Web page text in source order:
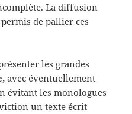
La diffusion
de pallier ces
les grandes
avec éventuellement
évitant les monologues
un texte écrit